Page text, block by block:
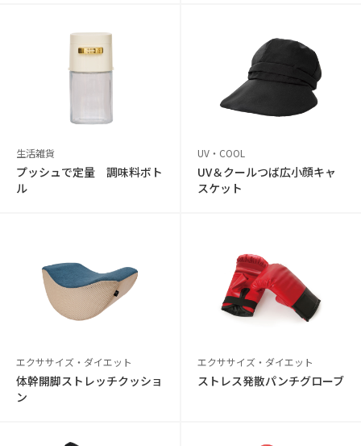
生活雑貨
プッシュで定量 調味料ボト
ル
UV・COOL
UV＆クールつば広小顔キャ
スケット
エクササイズ・ダイエット
体幹開脚ストレッチクッショ
ン
エクササイズ・ダイエット
ストレス発散パンチグローブ